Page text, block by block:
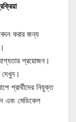
করার জন্য
প্রয়োজন।
দেখুন।
প্রার্থীদের নিযুক্ত
এবং মেডিকেল